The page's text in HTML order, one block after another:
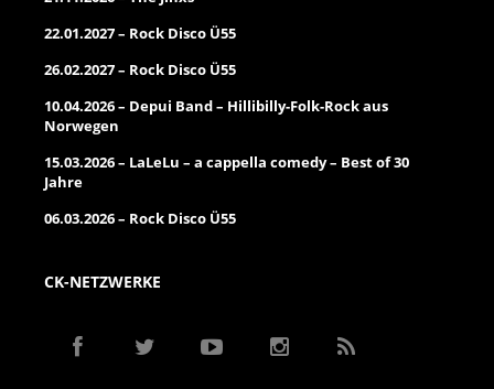
22.01.2027 – Rock Disco Ü55
26.02.2027 – Rock Disco Ü55
10.04.2026 – Depui Band – Hillibilly-Folk-Rock aus
Norwegen
15.03.2026 – LaLeLu – a cappella comedy – Best of 30
Jahre
06.03.2026 – Rock Disco Ü55
CK-NETZWERKE